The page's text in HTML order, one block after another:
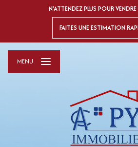
N'ATTENDEZ PLUS POUR
FAITES UNE ESTIMATION
MENU